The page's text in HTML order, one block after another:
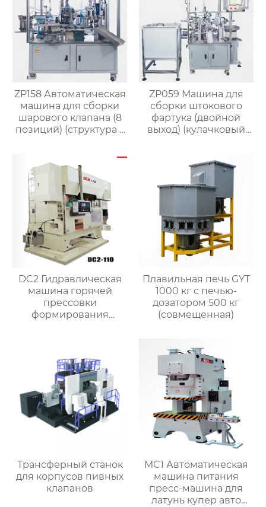
ZP158 Автоматическая
машина для сборки
шарового клапана (8
позиций) (структура с
ZP059 Машина для
сборки штокового
фартука (двойной
выход) (кулачковый
DC2 Гидравлическая
машина горячей
прессовки
формирования
Плавильная печь GYT
1000 кг с печью-
дозатором 500 кг
(совмещенная)
Трансферный станок
для корпусов пивных
клапанов
MC1 Автоматическая
машина питания
пресс-машина для
латунь купер авто